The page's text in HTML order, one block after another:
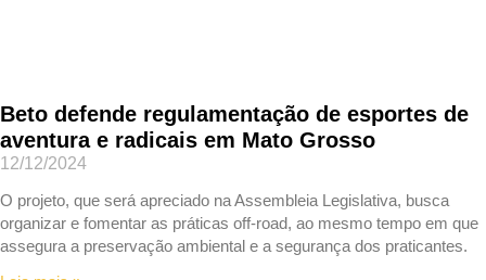
Beto defende regulamentação de esportes de
aventura e radicais em Mato Grosso
12/12/2024
O projeto, que será apreciado na Assembleia Legislativa, busca
organizar e fomentar as práticas off-road, ao mesmo tempo em que
assegura a preservação ambiental e a segurança dos praticantes.